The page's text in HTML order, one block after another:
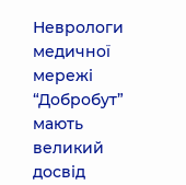
Неврологи
медичної
мережі
“Добробут”
мають
великий
досвід